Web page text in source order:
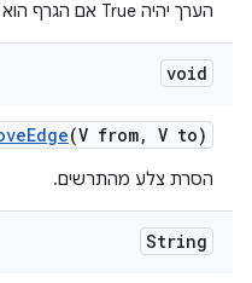
הערך יהיה True אם הגרף הוא DAG (גרף אציקלי מכוון).
void
Edge(V from, V to)
הסרת צלע מהתרשים.
String